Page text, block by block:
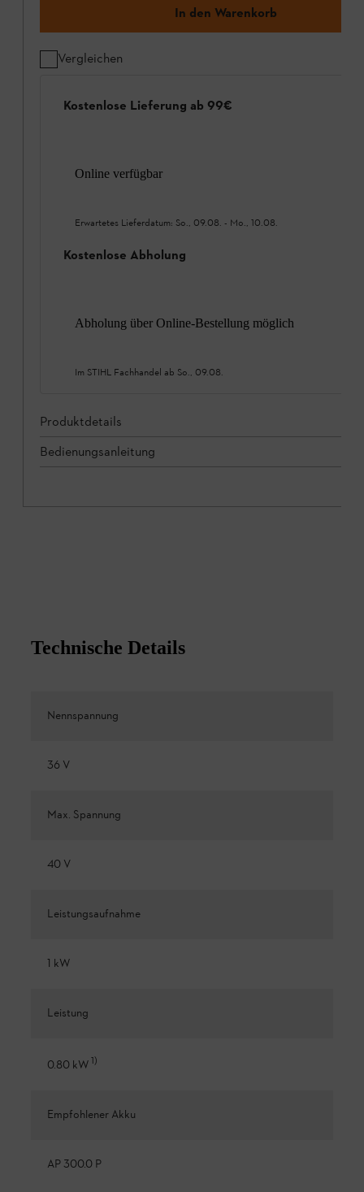
In den Warenkorb
Vergleichen
Kostenlose Lieferung ab 99€
Online verfügbar
Erwartetes Lieferdatum: So., 09.08. - Mo., 10.08.
Kostenlose Abholung
Abholung über Online-Bestellung möglich
Im STIHL Fachhandel ab So., 09.08.
Produktdetails
Bedienungsanleitung
Technische Details
Nennspannung
36 V
Max. Spannung
40 V
Leistungsaufnahme
1 kW
Leistung
0.80 kW1)
Empfohlener Akku
AP 300.0 P